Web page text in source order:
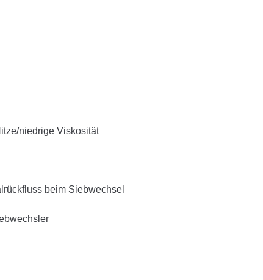
niedrige Viskosität
beim Siebwechsel